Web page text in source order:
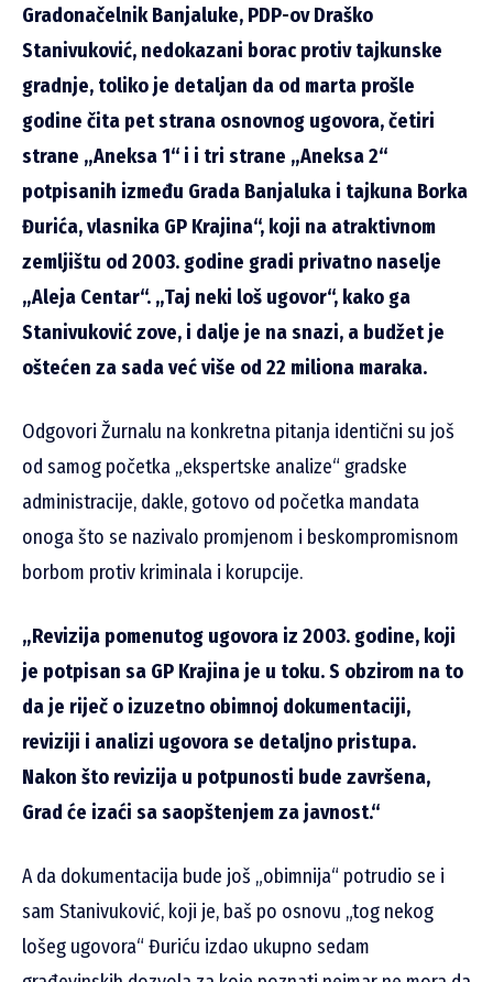
Gradonačelnik Banjaluke, PDP-ov Draško
Stanivuković, nedokazani borac protiv tajkunske
gradnje, toliko je detaljan da od marta prošle
godine čita pet strana osnovnog ugovora, četiri
strane „Aneksa 1“ i i tri strane „Aneksa 2“
potpisanih između Grada Banjaluka i tajkuna Borka
Đurića, vlasnika GP Krajina“, koji na atraktivnom
zemljištu od 2003. godine gradi privatno naselje
„Aleja Centar“. „Taj neki loš ugovor“, kako ga
Stanivuković zove, i dalje je na snazi, a budžet je
oštećen za sada već više od 22 miliona maraka.
Odgovori Žurnalu na konkretna pitanja identični su još
od samog početka „ekspertske analize“ gradske
administracije, dakle, gotovo od početka mandata
onoga što se nazivalo promjenom i beskompromisnom
borbom protiv kriminala i korupcije.
„Revizija pomenutog ugovora iz 2003. godine, koji
je potpisan sa GP Krajina je u toku. S obzirom na to
da je riječ o izuzetno obimnoj dokumentaciji,
reviziji i analizi ugovora se detaljno pristupa.
Nakon što revizija u potpunosti bude završena,
Grad će izaći sa saopštenjem za javnost.“
A da dokumentacija bude još „obimnija“ potrudio se i
sam Stanivuković, koji je, baš po osnovu „tog nekog
lošeg ugovora“ Đuriću izdao ukupno sedam